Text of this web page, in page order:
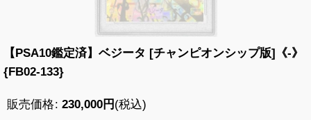
【PSA10鑑定済】ベジータ [チャンピオンシップ版]《-》
{FB02-133}
販売価格: 230,000円 (税込)